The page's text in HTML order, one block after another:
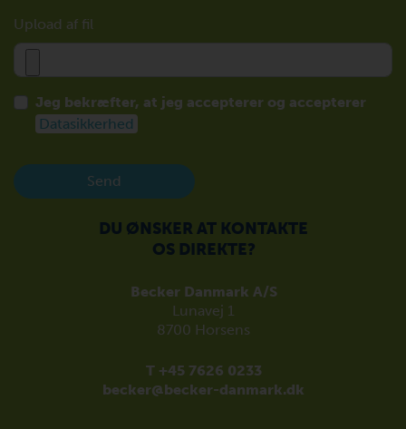
Upload af fil
Jeg bekræfter, at jeg accepterer og accepterer
Datasikkerhed
Send
DU ØNSKER AT KONTAKTE
OS DIREKTE?
Becker Danmark A/S
Lunavej 1
8700 Horsens
T +45 7626 0233
becker@becker-danmark.dk